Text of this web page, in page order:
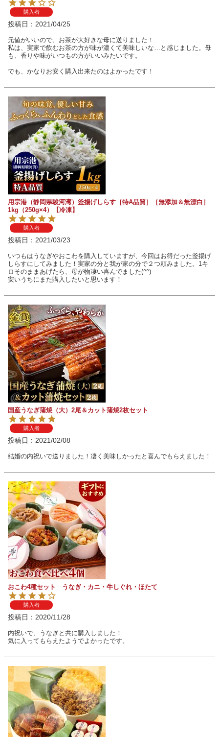
購入者
投稿日 2021/04/25
元値がいいので、お茶が大好きな母に送りました！
私は、実家で飲むお茶の方が味が濃くて美味しいな…と感じました。母
も、香りや味がいつもの方がいいみたいです。
でも、かなりお安く購入出来たのはよかったです！
用宗港（静岡県駿河湾）釜揚げしらす［特A品質］［無添加＆無漂白］
1kg（250g×4）【冷凍】
購入者
投稿日 2021/03/23
いつもはうなぎやおこわを購入していますが、今回はお得だった釜揚げ
しらすにしてみました！実家の分と我が家の分で２つ頼みました。1キ
ロそのままあげたら、母が物凄い喜んでました(^^)
安いうちにまた購入したいと思います！
国産うなぎ蒲焼（大）2尾＆カット蒲焼2枚セット
購入者
投稿日 2021/02/08
結婚の内祝いで送りました！凄く美味しかったと喜んでもらえました！
おこわ4種セット うなぎ・カニ・牛しぐれ・ほたて
購入者
投稿日 2020/11/28
内祝いで、うなぎと共に購入しました！
気に入ってもらえたようでよかったです。